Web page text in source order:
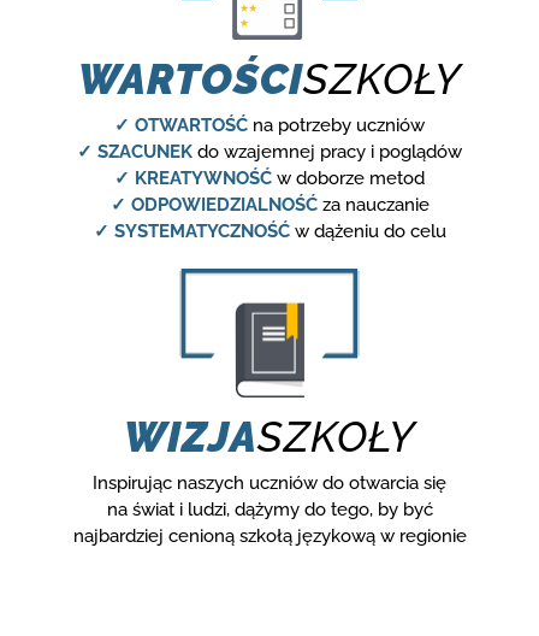
WARTOŚCISZKOŁY
✓ OTWARTOŚĆ na potrzeby uczniów
✓ SZACUNEK do wzajemnej pracy i poglądów
✓ KREATYWNOŚĆ w doborze metod
✓ ODPOWIEDZIALNOŚĆza nauczanie
✓ SYSTEMATYCZNOŚĆw dążeniu do celu
WIZJASZKOŁY
Inspirując naszych uczniów do otwarcia się
na świat i ludzi, dążymy do tego, by być
najbardziej cenioną szkołą językową w regionie